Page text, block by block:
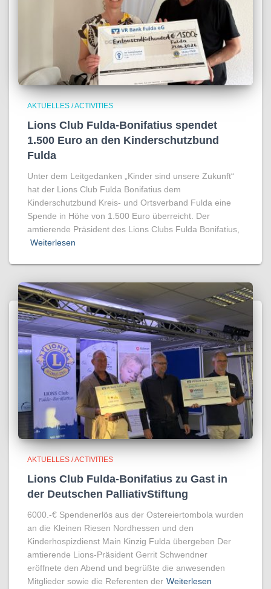
AKTUELLES / ACTIVITIES
Lions Club Fulda-Bonifatius spendet
1.500 Euro an den Kinderschutzbund
Fulda
Unter dem Leitgedanken „Kinder sind unsere Zukunft“
hat der Lions Club Fulda Bonifatius dem
Kinderschutzbund Kreis- und Ortsverband Fulda eine
Spende in Höhe von 1.500 Euro überreicht. Der
amtierende Präsident des Lions Clubs Fulda Bonifatius,
Weiterlesen
AKTUELLES / ACTIVITIES
Lions Club Fulda-Bonifatius zu Gast in
der Deutschen PalliativStiftung
6000.-€ Spendenerlös aus der Ostereiertombola wurden
an die Kleinen Riesen Nordhessen und den
Kinderhospizdienst Main Kinzig Fulda übergeben Der
amtierende Lions-Präsident Gerrit Schwendner
eröffnete den Abend und begrüßte die anwesenden
Mitglieder sowie die Referenten der Weiterlesen